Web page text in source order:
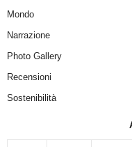
Mondo
Narrazione
Photo Gallery
Recensioni
Sostenibilità